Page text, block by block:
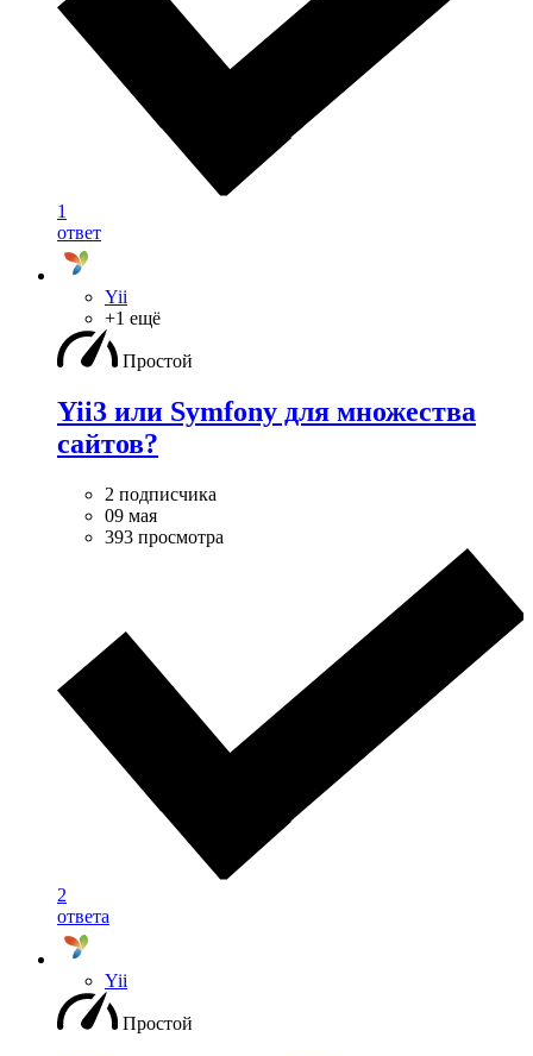
1
ответ
Yii
+1 ещё
Простой
Yii3 или Symfony для множества
сайтов?
2 подписчика
09 мая
393 просмотра
2
ответа
Yii
Простой